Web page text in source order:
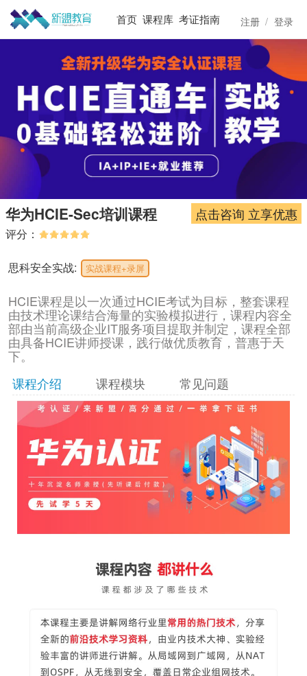
首页 课程库 考证指南 注册 / 登录
华为HCIE-Sec培训课程 点击咨询 立享优惠
评分：
思科安全实战: 实战课程+录屏
HCIE课程是以一次通过HCIE考试为目标，整套课程
由技术理论课结合海量的实验模拟进行，课程内容全
部由当前高级企业IT服务项目提取并制定，课程全部
由具备HCIE讲师授课，践行做优质教育，普惠于天
下。
课程介绍
课程模块 常见问题